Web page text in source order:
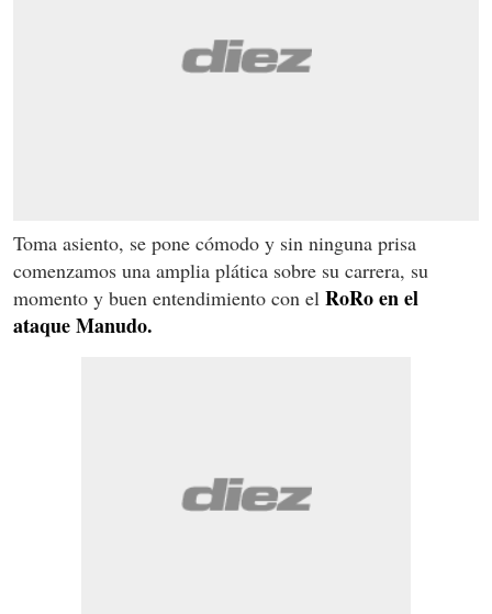
Toma asiento, se pone cómodo y sin ninguna prisa
comenzamos una amplia plática sobre su carrera, su
momento y buen entendimiento con el RoRo en el
ataque Manudo.